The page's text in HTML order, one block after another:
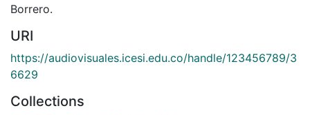
Borrero.
URI
https://audiovisuales.icesi.edu.co/handle/123456789/3
6629
Collections